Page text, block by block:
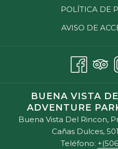
POLÍTICA DE
AVISO DE
BUENA VISTA
ADVENTURE
Buena Vista Del Rincon,
Cañas Dulces,
Teléfono: